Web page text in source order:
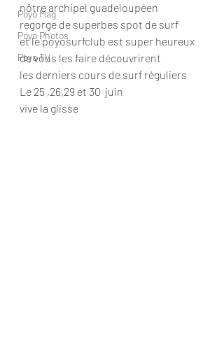
Poyo Mag
Poyo Photos
Poyo TV
nôtre archipel guadeloupéen
regorge de superbes spot de surf
et le poyosurfclub est super heureux
de vous les faire découvrirent
les derniers cours de surf réguliers
Le 25 ,26,29 et 30  juin
vive la glisse